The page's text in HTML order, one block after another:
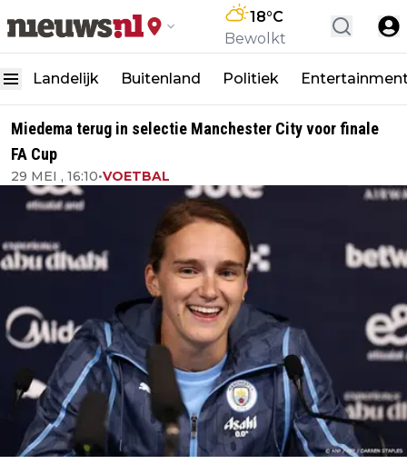
18°C
Bewolkt
Landelijk Buitenland Politiek
Miedema terug in selectie Manchester City voor finale
FA Cup
29 MEI , 16:10•VOETBAL